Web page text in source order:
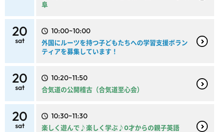
阜
20
sat
10:00~10:00
外国にルーツを持つ子どもたちへの学習支援ボラン
ティアを募集しています！
20
sat
10:20~11:50
合気道の公開稽古（合気道至心会）
20
sat
10:30~11:30
楽しく遊んで♪楽しく学ぶ♪0才からの親子英語